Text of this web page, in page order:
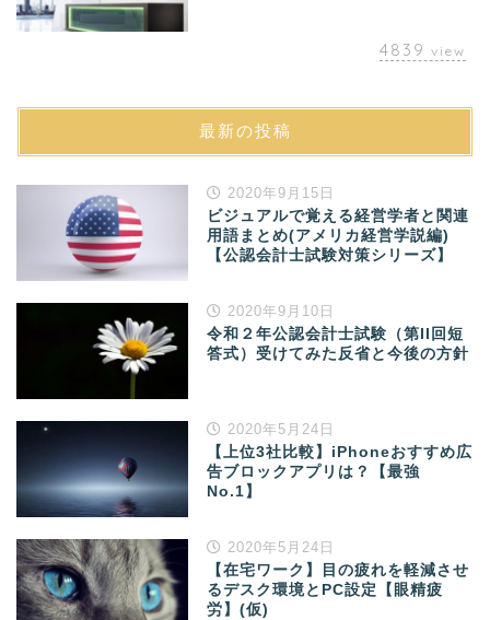
4839 view
最新の投稿
2020年9月15日
ビジュアルで覚える経営学者と関連
用語まとめ(アメリカ経営学説編)
【公認会計士試験対策シリーズ】
2020年9月10日
令和２年公認会計士試験（第II回短
答式）受けてみた反省と今後の方針
2020年5月24日
【上位3社比較】iPhoneおすすめ広
告ブロックアプリは？【最強
No.1】
2020年5月24日
【在宅ワーク】目の疲れを軽減させ
るデスク環境とPC設定【眼精疲
労】(仮)